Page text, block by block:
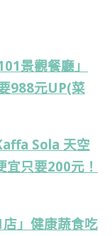
景觀餐廳」
988元UP(菜
Sola 天空
只要200元！
」健康蔬食吃